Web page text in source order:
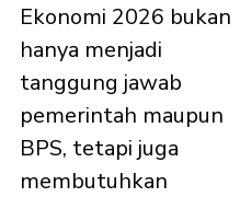
Ekonomi 2026 bukan
hanya menjadi
tanggung jawab
pemerintah maupun
BPS, tetapi juga
membutuhkan